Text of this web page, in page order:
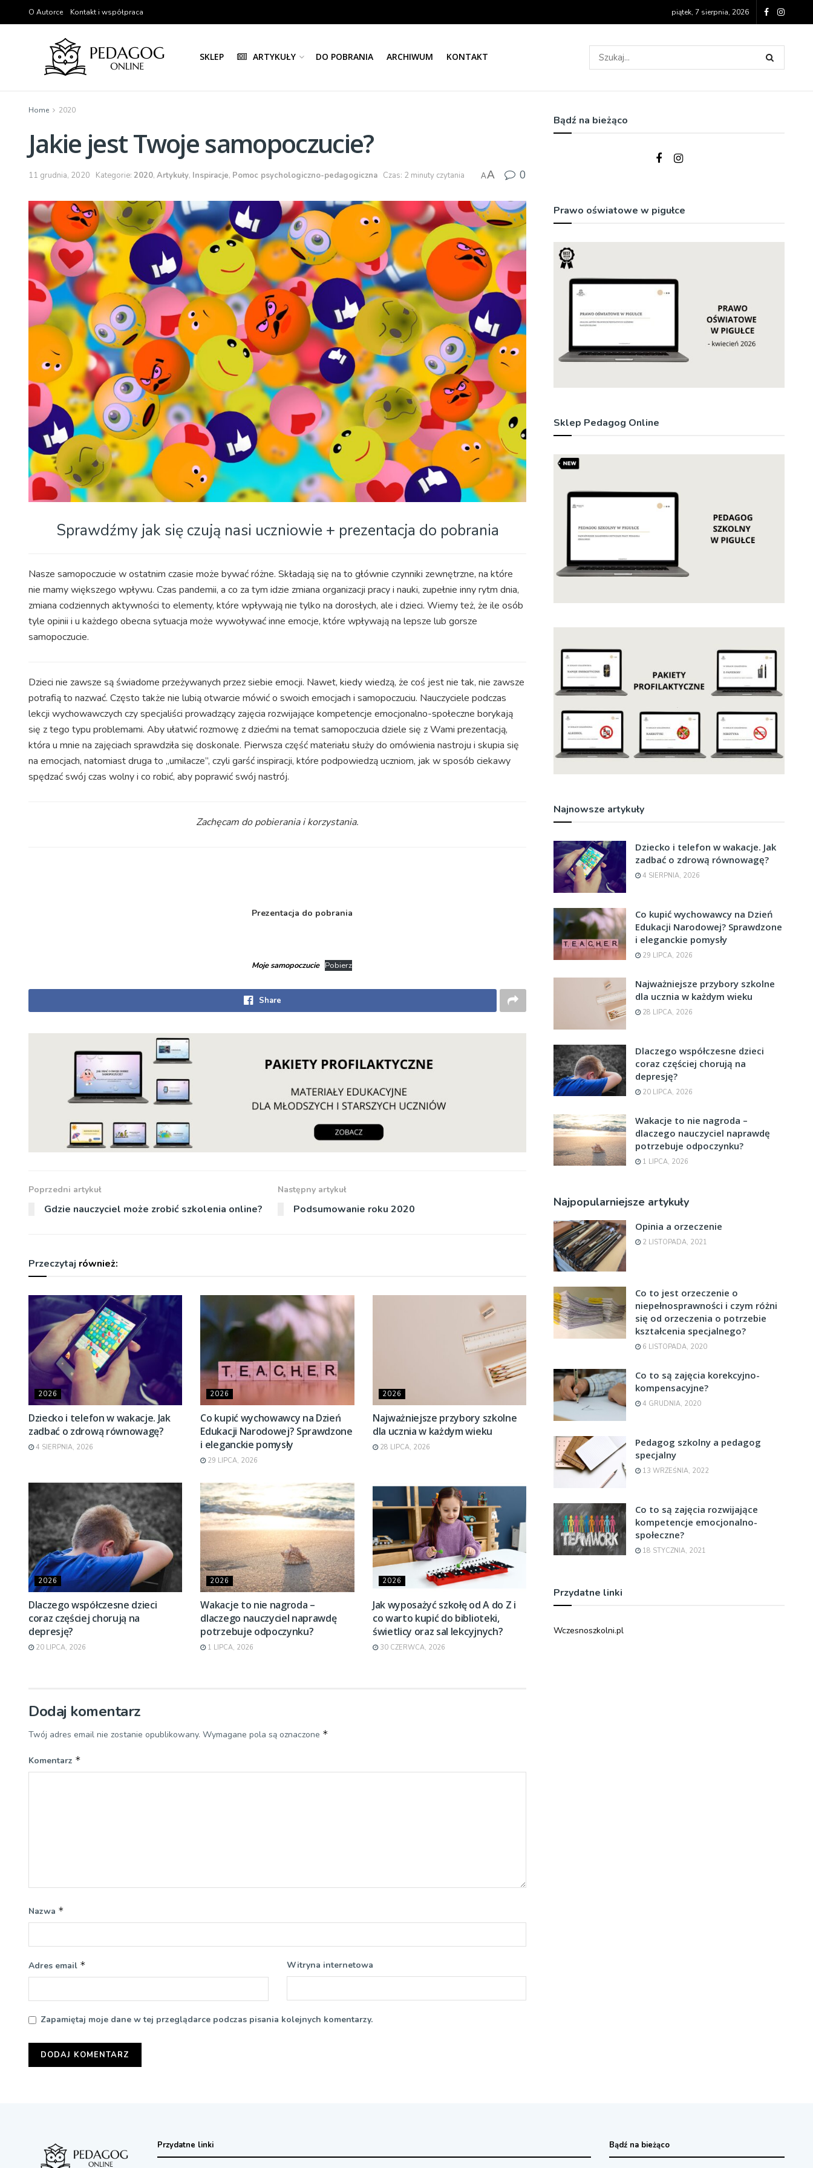
O Autorce Kontakt i współpraca piątek, 7 sierpnia, 2026
SKLEP ARTYKUŁY DO POBRANIA ARCHIWUM KONTAKT
Home 2020
Jakie jest Twoje samopoczucie?
11 grudnia, 2020 Kategorie: 2020, Artykuły, Inspiracje, Pomoc psychologiczno-pedagogiczna Czas: 2 minuty czytania AA 0
Sprawdźmy jak się czują nasi uczniowie + prezentacja do pobrania
Nasze samopoczucie w ostatnim czasie może bywać różne. Składają się na to głównie czynniki zewnętrzne, na które
nie mamy większego wpływu. Czas pandemii, a co za tym idzie zmiana organizacji pracy i nauki, zupełnie inny rytm dnia,
zmiana codziennych aktywności to elementy, które wpływają nie tylko na dorosłych, ale i dzieci. Wiemy też, że ile osób
tyle opinii i u każdego obecna sytuacja może wywoływać inne emocje, które wpływają na lepsze lub gorsze
samopoczucie.
Dzieci nie zawsze są świadome przeżywanych przez siebie emocji. Nawet, kiedy wiedzą, że coś jest nie tak, nie zawsze
potrafią to nazwać. Często także nie lubią otwarcie mówić o swoich emocjach i samopoczuciu. Nauczyciele podczas
lekcji wychowawczych czy specjaliści prowadzący zajęcia rozwijające kompetencje emocjonalno-społeczne borykają
się z tego typu problemami. Aby ułatwić rozmowę z dziećmi na temat samopoczucia dziele się z Wami prezentacją,
która u mnie na zajęciach sprawdziła się doskonale. Pierwsza część materiału służy do omówienia nastroju i skupia się
na emocjach, natomiast druga to „umilacze”, czyli garść inspiracji, które podpowiedzą uczniom, jak w sposób ciekawy
spędzać swój czas wolny i co robić, aby poprawić swój nastrój.
Zachęcam do pobierania i korzystania.
Prezentacja do pobrania
Moje samopoczucie Pobierz
Share
Poprzedni artykuł
Gdzie nauczyciel może zrobić szkolenia online?
Następny artykuł
Podsumowanie roku 2020
Przeczytaj również:
2026
Dziecko i telefon w wakacje. Jak
zadbać o zdrową równowagę?
4 SIERPNIA, 2026
2026
Co kupić wychowawcy na Dzień
Edukacji Narodowej? Sprawdzone
i eleganckie pomysły
29 LIPCA, 2026
2026
Najważniejsze przybory szkolne
dla ucznia w każdym wieku
28 LIPCA, 2026
2026
Dlaczego współczesne dzieci
coraz częściej chorują na
depresję?
20 LIPCA, 2026
2026
Wakacje to nie nagroda –
dlaczego nauczyciel naprawdę
potrzebuje odpoczynku?
1 LIPCA, 2026
2026
Jak wyposażyć szkołę od A do Z i
co warto kupić do biblioteki,
świetlicy oraz sal lekcyjnych?
30 CZERWCA, 2026
Dodaj komentarz
Twój adres email nie zostanie opublikowany. Wymagane pola są oznaczone *
Komentarz *
Nazwa *
Adres email * Witryna internetowa
Zapamiętaj moje dane w tej przeglądarce podczas pisania kolejnych komentarzy.
Bądź na bieżąco
Prawo oświatowe w pigułce
Sklep Pedagog Online
Najnowsze artykuły
Dziecko i telefon w wakacje. Jak
zadbać o zdrową równowagę?
4 SIERPNIA, 2026
Co kupić wychowawcy na Dzień
Edukacji Narodowej? Sprawdzone
i eleganckie pomysły
29 LIPCA, 2026
Najważniejsze przybory szkolne
dla ucznia w każdym wieku
28 LIPCA, 2026
Dlaczego współczesne dzieci
coraz częściej chorują na
depresję?
20 LIPCA, 2026
Wakacje to nie nagroda –
dlaczego nauczyciel naprawdę
potrzebuje odpoczynku?
1 LIPCA, 2026
Najpopularniejsze artykuły
Opinia a orzeczenie
2 LISTOPADA, 2021
Co to jest orzeczenie o
niepełnosprawności i czym różni
się od orzeczenia o potrzebie
kształcenia specjalnego?
6 LISTOPADA, 2020
Co to są zajęcia korekcyjno-
kompensacyjne?
4 GRUDNIA, 2020
Pedagog szkolny a pedagog
specjalny
13 WRZEŚNIA, 2022
Co to są zajęcia rozwijające
kompetencje emocjonalno-
społeczne?
18 STYCZNIA, 2021
Przydatne linki
Wczesnoszkolni.pl
Przydatne linki Bądź na bieżąco